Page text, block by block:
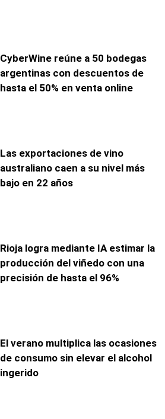
CyberWine reúne a 50 bodegas
argentinas con descuentos de
hasta el 50% en venta online
Las exportaciones de vino
australiano caen a su nivel más
bajo en 22 años
Rioja logra mediante IA estimar la
producción del viñedo con una
precisión de hasta el 96%
El verano multiplica las ocasiones
de consumo sin elevar el alcohol
ingerido